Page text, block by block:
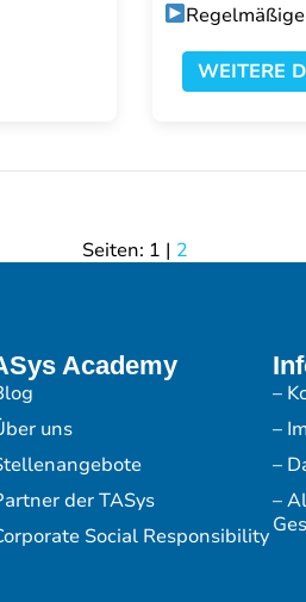
WEITERE
Seiten: 1 | 2
Academy
uns
der TASys
Social Responsibility
–
–
–
–